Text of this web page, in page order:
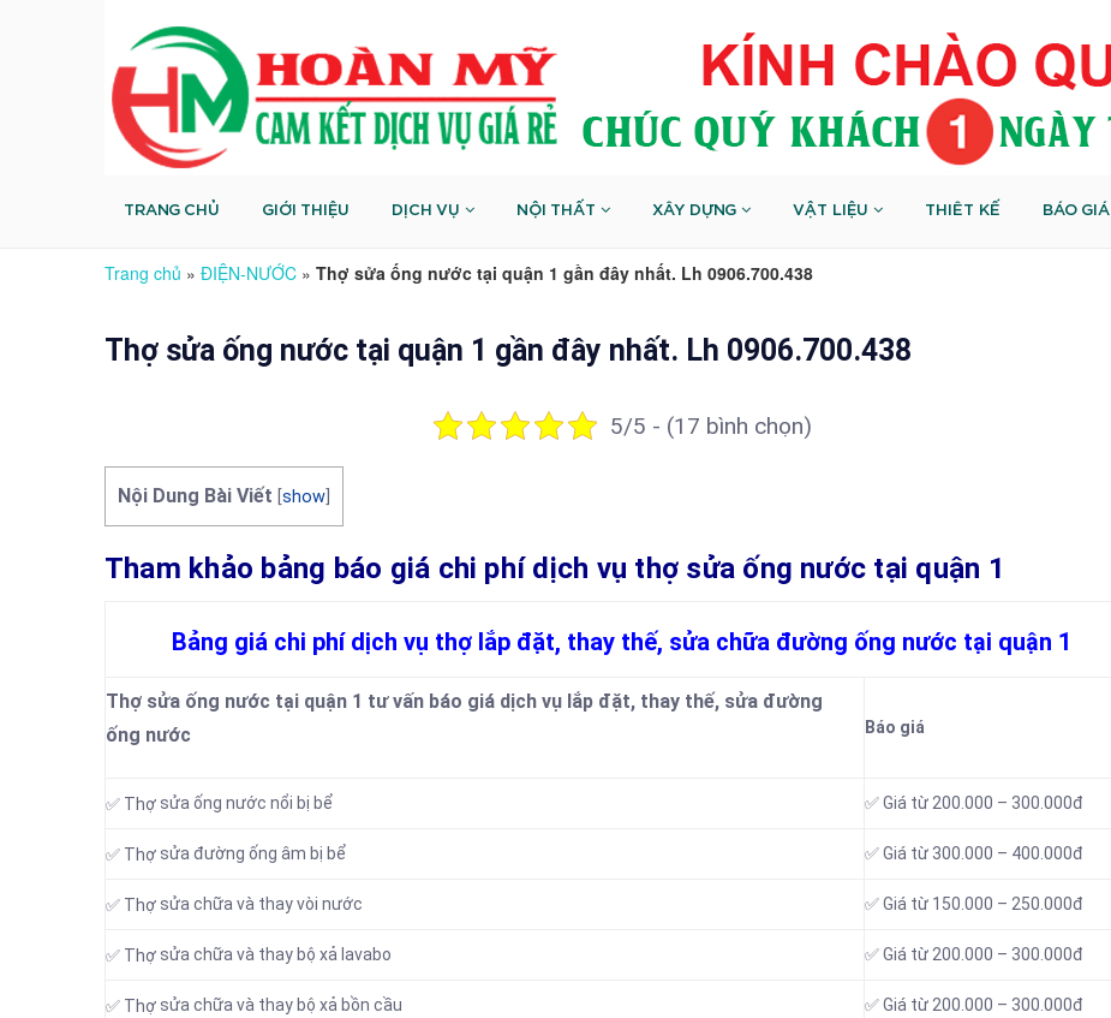
TRANG CHỦ GIỚI THIỆU DỊCH VỤ NỘI THẤT XÂY DỰNG VẬT LIỆU THIÊT KẾ BÁO GIÁ
Trang chủ » ĐIỆN-NƯỚC » Thợ sửa ống nước tại quận 1 gần đây nhất. Lh 0906.700.438
Thợ sửa ống nước tại quận 1 gần đây nhất. Lh 0906.700.438
5/5 - (17 bình chọn)
Nội Dung Bài Viết show
Tham khảo bảng báo giá chi phí dịch vụ thợ sửa ống nước tại quận 1
Bảng giá chi phí dịch vụ thợ lắp đặt, thay thế, sửa chữa đường ống nước tại quận 1
Thợ sửa ống nước tại quận 1 tư vấn báo giá dịch vụ lắp đặt, thay thế, sửa đường
ống nước
Báo giá
✅ Thợ sửa ống nước nổi bị bể ✅ Giá từ 200.000 – 300.000đ
✅ Thợ sửa đường ống âm bị bể ✅ Giá từ 300.000 – 400.000đ
✅ Thợ sửa chữa và thay vòi nước ✅ Giá từ 150.000 – 250.000đ
✅ Thợ sửa chữa và thay bộ xả lavabo ✅ Giá từ 200.000 – 300.000đ
✅ Thợ sửa chữa và thay bộ xả bồn cầu ✅ Giá từ 200.000 – 300.000đ